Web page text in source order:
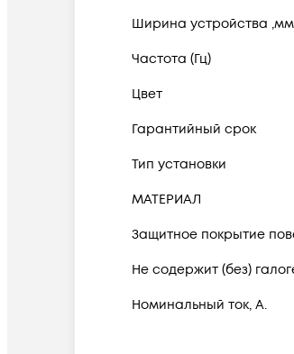
Ширина устройства ,мм
Частота (Гц)
Цвет
Гарантийный срок
Тип установки
МАТЕРИАЛ
Защитное покрытие
Не содержит (без)
Номинальный ток, А.